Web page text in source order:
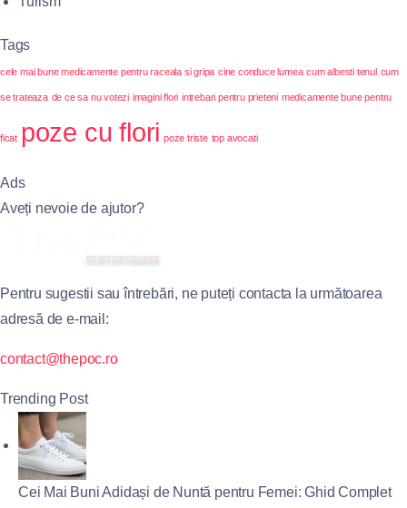
Tags
cele mai bune medicamente pentru raceala si gripa cine conduce lumea cum albesti tenul cum
se trateaza de ce sa nu votezi imagini flori intrebari pentru prieteni medicamente bune pentru
ficat poze cu flori poze triste top avocati
Ads
Aveți nevoie de ajutor?
Pentru sugestii sau întrebări, ne puteți contacta la următoarea
adresă de e-mail:
contact@thepoc.ro
Trending Post
Cei Mai Buni Adidași de Nuntă pentru Femei: Ghid Complet